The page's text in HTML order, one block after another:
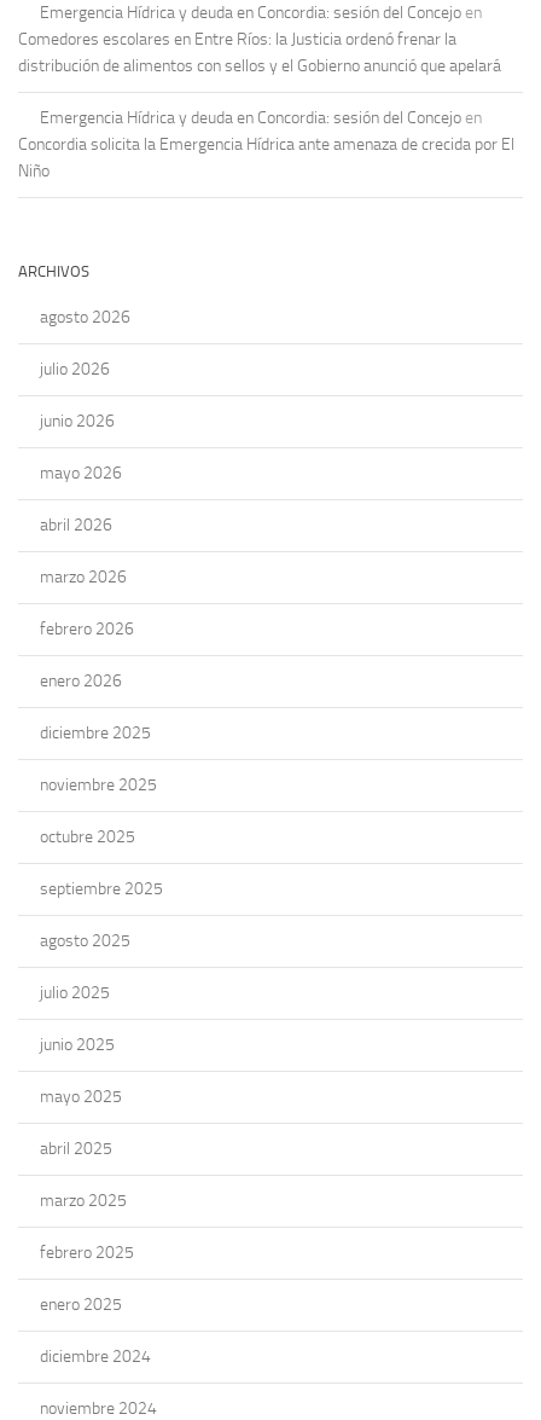
Emergencia Hídrica y deuda en Concordia: sesión del Concejo en
Comedores escolares en Entre Ríos: la Justicia ordenó frenar la
distribución de alimentos con sellos y el Gobierno anunció que apelará
Emergencia Hídrica y deuda en Concordia: sesión del Concejo en
Concordia solicita la Emergencia Hídrica ante amenaza de crecida por El
Niño
ARCHIVOS
agosto 2026
julio 2026
junio 2026
mayo 2026
abril 2026
marzo 2026
febrero 2026
enero 2026
diciembre 2025
noviembre 2025
octubre 2025
septiembre 2025
agosto 2025
julio 2025
junio 2025
mayo 2025
abril 2025
marzo 2025
febrero 2025
enero 2025
diciembre 2024
noviembre 2024